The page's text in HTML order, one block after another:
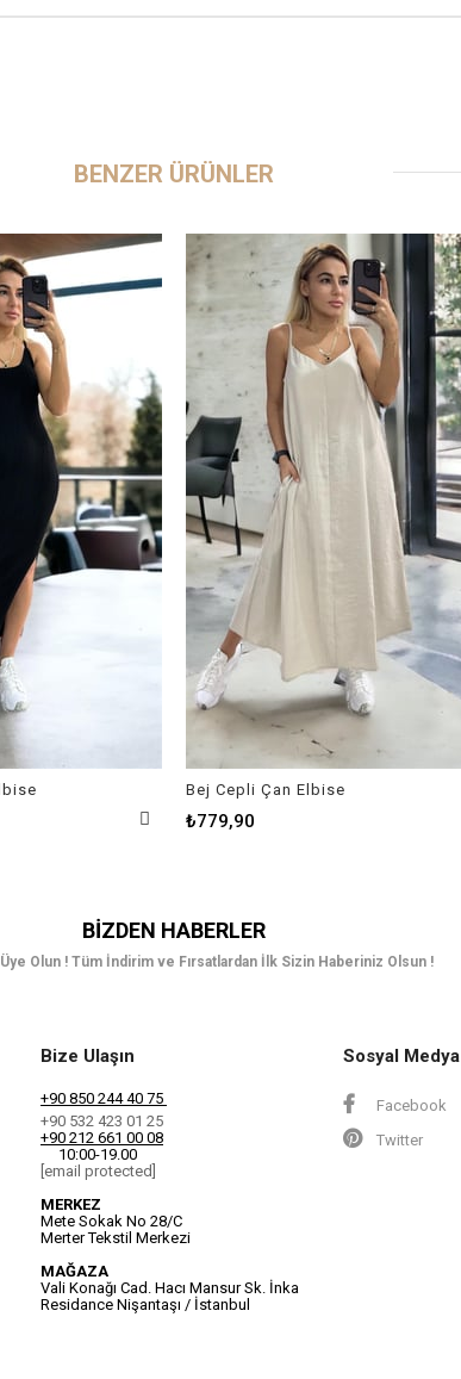
BENZER ÜRÜNLER
Bej Cepli Çan Elbise
₺779,90
BIZDEN HABERLER
Olun ! Tüm İndirim ve Fırsatlardan İlk Sizin Haberiniz Olsun !
Bize Ulaşın
+90 850 244 40 75
+90 532 423 01 25
+90 212 661 00 08
10:00-19.00
[email protected]
MERKEZ
Mete Sokak No 28/C
Merter Tekstil Merkezi
MAĞAZA
Vali Konağı Cad. Hacı Mansur Sk. İnka
Residance Nişantaşı / İstanbul
Sosyal Medya
Facebook
Twitter